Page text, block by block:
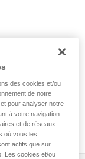
avec
le kit KNEE
des cookies et/ou
de notre
pour analyser notre
à votre navigation
et de réseaux
où vous les
actifs que sur
Les cookies et/ou